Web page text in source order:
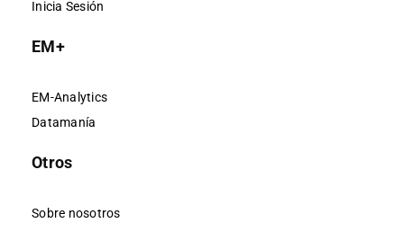
Inicia Sesión
EM+
EM-Analytics
Datamanía
Otros
Sobre nosotros